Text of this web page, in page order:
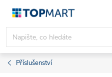
Přejít
obsah
Příslušenství